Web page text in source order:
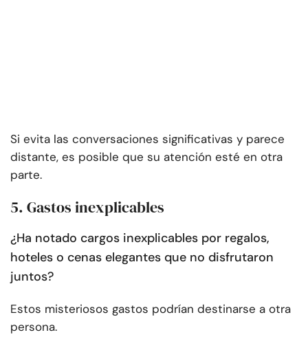
Si evita las conversaciones significativas y parece
distante, es posible que su atención esté en otra
parte.
5. Gastos inexplicables
¿Ha notado cargos inexplicables por regalos,
hoteles o cenas elegantes que no disfrutaron
juntos?
Estos misteriosos gastos podrían destinarse a otra
persona.